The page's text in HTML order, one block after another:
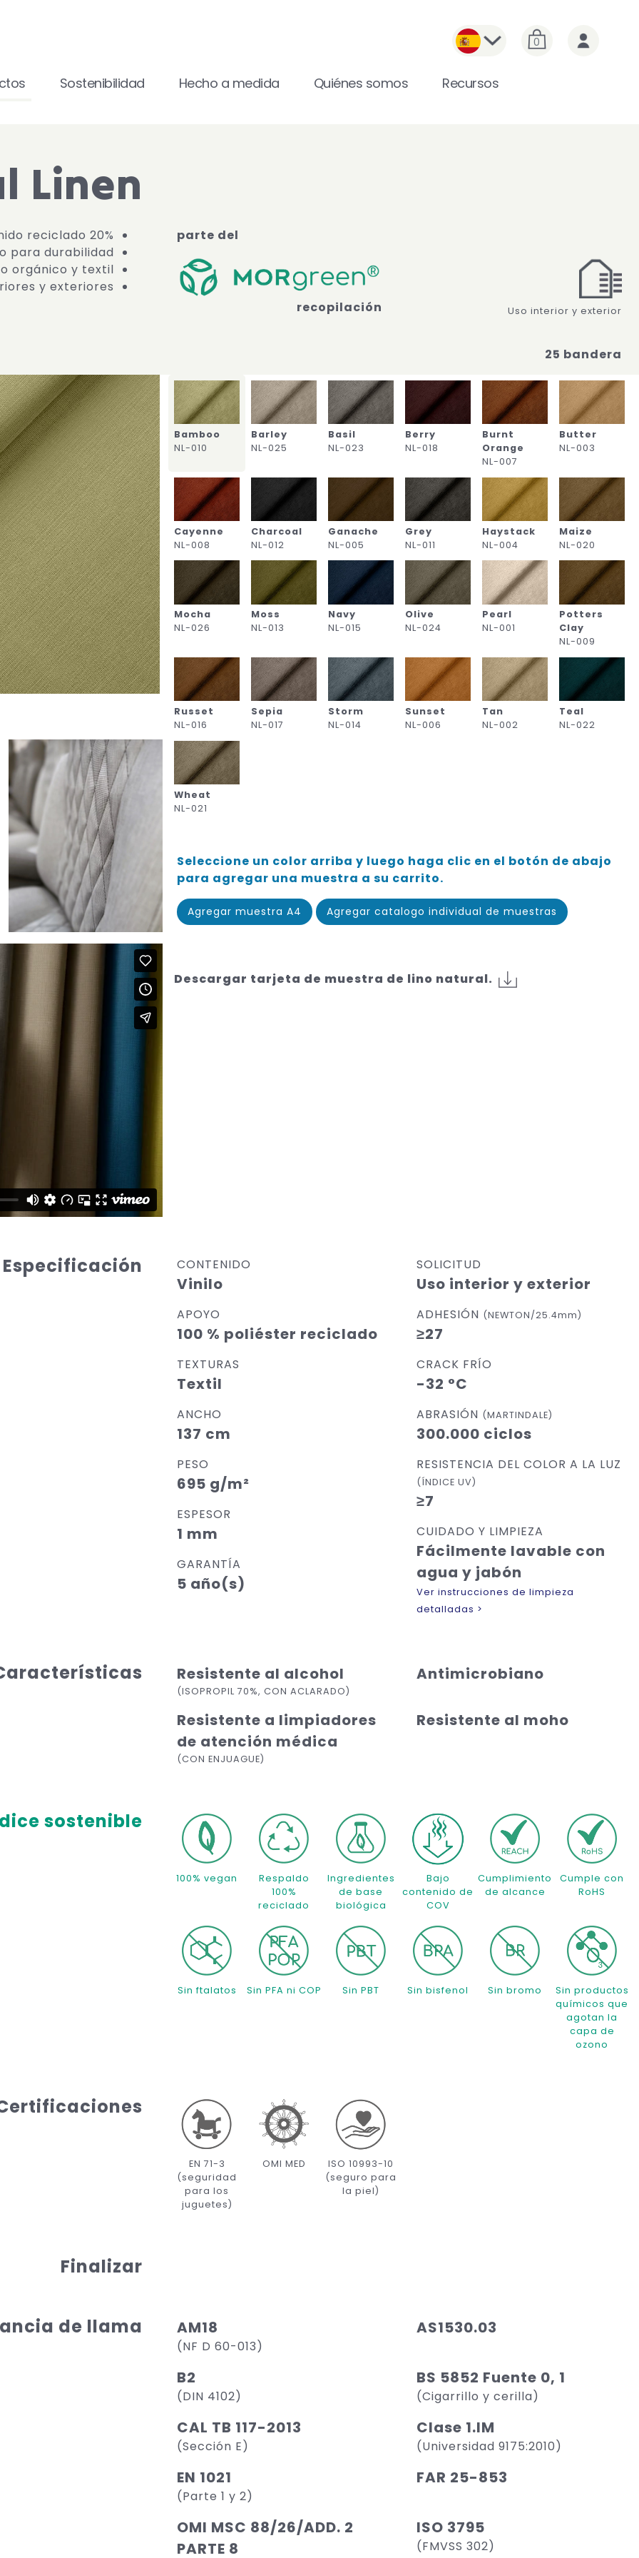
0
Sostenibilidad Hecho a medida Quiénes somos Recursos
Linen
20% de contenido reciclado
para durabilidad
orgánico y textil
y exteriores.
parte del
recopilación Uso interior y exterior
25 bandera
Bamboo
NL-010
Barley
NL-025
Basil
NL-023
Berry
NL-018
Burnt
Orange
NL-007
Butter
NL-003
Cayenne
NL-008
Charcoal
NL-012
Ganache
NL-005
Grey
NL-011
Haystack
NL-004
Maize
NL-020
Mocha
NL-026
Moss
NL-013
Navy
NL-015
Olive
NL-024
Pearl
NL-001
Potters
Clay
NL-009
Russet
NL-016
Sepia
NL-017
Storm
NL-014
Sunset
NL-006
Tan
NL-002
Teal
NL-022
Wheat
NL-021
Seleccione un color arriba y luego haga clic en el botón de abajo
para agregar una muestra a su carrito.
Agregar muestra A4 Agregar catalogo individual de muestras
Descargar tarjeta de muestra de lino natural.
Especificación CONTENIDO
Vinilo
APOYO
100 % poliéster reciclado
TEXTURAS
Textil
ANCHO
137 cm
PESO
695 g/m²
ESPESOR
1 mm
GARANTÍA
5 año(s)
SOLICITUD
Uso interior y exterior
ADHESIÓN (NEWTON/25.4mm)
≥27
CRACK FRÍO
-32 °C
ABRASIÓN (MARTINDALE)
300.000 ciclos
RESISTENCIA DEL COLOR A LA LUZ
(ÍNDICE UV)
≥7
CUIDADO Y LIMPIEZA
Fácilmente lavable con
agua y jabón
Ver instrucciones de limpieza
detalladas >
Resistente al alcohol
(ISOPROPIL 70%, CON ACLARADO)
Antimicrobiano
Resistente a limpiadores
de atención médica
(CON ENJUAGUE)
Resistente al moho
sostenible
100% vegan
Respaldo
100%
reciclado
Ingredientes
de base
biológica
Bajo
contenido de
COV
Cumplimiento
de alcance
Cumple con
RoHS
Sin ftalatos Sin PFA ni COP Sin PBT Sin bisfenol Sin bromo
Sin productos
químicos que
agotan la
capa de
ozono
EN 71-3
(seguridad
para los
juguetes)
OMI MED
ISO 10993-10
(seguro para
la piel)
Finalizar
de llama AM18
(NF D 60-013)
AS1530.03
B2
(DIN 4102)
BS 5852 Fuente 0, 1
(Cigarrillo y cerilla)
CAL TB 117-2013
(Sección E)
Clase 1.IM
(Universidad 9175:2010)
EN 1021
(Parte 1 y 2)
FAR 25-853
OMI MSC 88/26/ADD. 2
PARTE 8
ISO 3795
(FMVSS 302)